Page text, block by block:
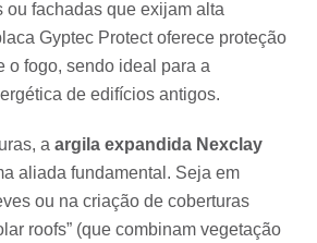
ou fachadas que exijam alta
Gyptec Protect oferece proteção
o fogo, sendo ideal para a
de edifícios antigos.
aargila expandida Nexclay
aliada fundamental. Seja em
ou na criação de coberturas
roofs” (que combinam vegetação